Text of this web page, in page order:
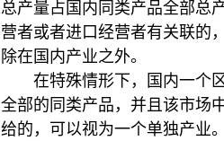
总产量占国内同类产品全部总
营者或者进口经营者有关联的
除在国内产业之外。
在特殊情形下，国内一个区
全部的同类产品，并且该市场
给的，可以视为一个单独产业。